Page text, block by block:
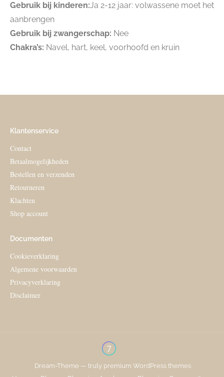
Gebruik bij kinderen:Ja 2-12 jaar: volwassene moet het
aanbrengen
Gebruik bij zwangerschap: Nee
Chakra’s: Navel, hart, keel, voorhoofd en kruin
Klantenservice
Contact
Betaalmogelijkheden
Bestellen en verzenden
Retourneren
Klachten
Shop account
Documenten
Cookieverklaring
Algemene voorwaarden
Privacyverklaring
Disclaimer
Dream-Theme — truly premium WordPress themes